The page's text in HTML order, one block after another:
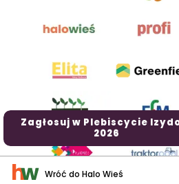
Zagłosuj w Plebiscycie
2026
Wróć do Halo Wieś